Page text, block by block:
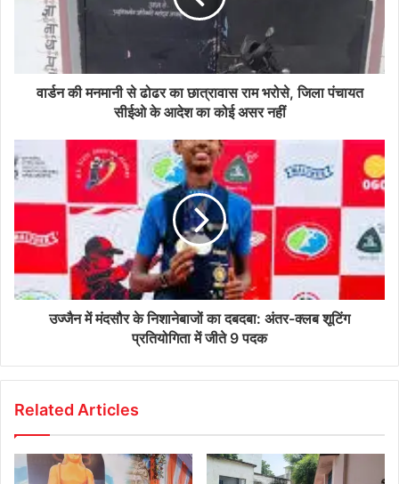
वार्डन की मनमानी से ढोढर का छात्रावास राम भरोसे, जिला पंचायत
सीईओ के आदेश का कोई असर नहीं
उज्जैन में मंदसौर के निशानेबाजों का दबदबा: अंतर-क्लब शूटिंग
प्रतियोगिता में जीते 9 पदक
Related Articles